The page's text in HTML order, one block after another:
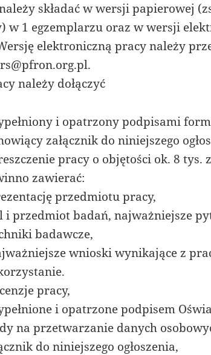
składać w wersji papierowej
w 1 egzemplarzu oraz w wersji
elektroniczną pracy należy
należy dołączyć
i opatrzony podpisami
załącznik do niniejszego
pracy o objętości ok. 8 tys.
zawierać:
przedmiotu pracy,
i przedmiot badań, najważniejsze
badawcze,
wnioski wynikające z
pracy,
i opatrzone podpisem
na przetwarzanie danych
do niniejszego ogłoszenia,